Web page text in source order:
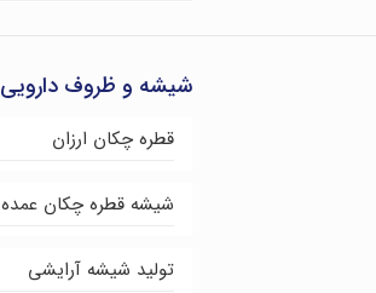
شیشه و ظروف دارویی
قطره چکان ارزان
شیشه قطره چکان عمده
تولید شیشه آرایشی